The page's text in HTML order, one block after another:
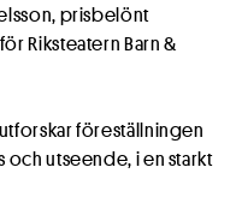
prisbelönt
Riksteatern Barn &
föreställningen
utseende, i en starkt